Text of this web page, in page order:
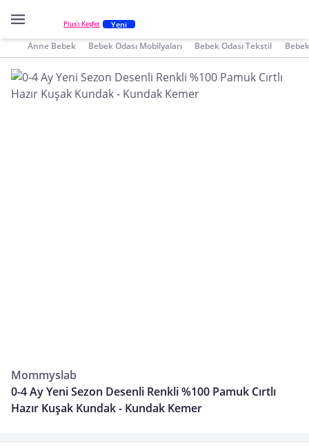
Plus'ı Keşfet Yeni
Anne Bebek Bebek Odası Mobilyaları Bebek Odası Tekstil
Mommyslab
0-4 Ay Yeni Sezon Desenli Renkli %100 Pamuk Cırtlı
Hazır Kuşak Kundak - Kundak Kemer